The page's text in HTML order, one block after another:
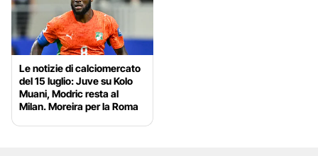
Le notizie di calciomercato
del 15 luglio: Juve su Kolo
Muani, Modric resta al
Milan. Moreira per la Roma